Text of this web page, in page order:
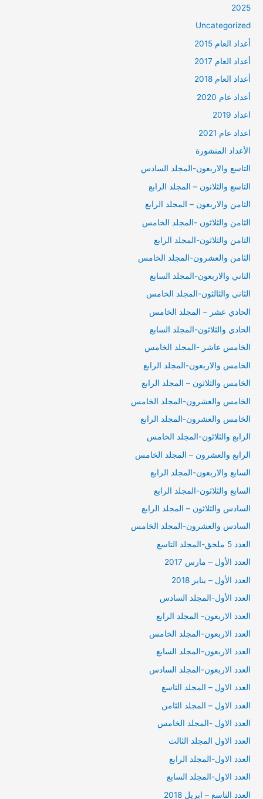
2025
Uncategorized
أعداد العام 2015
أعداد العام 2017
أعداد العام 2018
أعداد عام 2020
اعداد 2019
اعداد عام 2021
الأعداد المنشورة
التاسع والاربعون-المجلد السادس
التاسع والثلانون – المجلد الرابع
الثامن والاربعون – المجلد الرابع
الثامن والثلاثون -المجلد الخامس
الثامن والثلاثون-المجلد الرابع
الثامن والعشرون-المجلد الخامس
الثاني والاربعون-المجلد السابع
الثاني والثالثون-المجلد الخامس
الحادي عشر – المجلد الخامس
الحادي والثلاثون-المجلد السابع
الخامس عاشر -المجلد الخامس
الخامس والاربعون-المجلد الرابع
الخامس والثلاثون – المجلد الرابع
الخامس والعشرون-المجلد الخامس
الخامس والعشرون-المجلد الرابع
الرابع والثلاثون-المجلد الخامس
الرابع والعشرون – المجلد الخامس
السابع والاربعون-المجلد الرابع
السابع والثلاثون-المجلد الرابع
السادس والثلاثون – المجلد الرابع
السادس والعشرون-المجلد الخامس
العدد 5 ملحق-المجلد التاسع
العدد الأول – مارس 2017
العدد الأول – يناير 2018
العدد الأول-المجلد السادس
العدد الاربعون- المجلد الرابع
العدد الاربعون-المجلد الخامس
العدد الاربعون-المجلد السابع
العدد الاربعون-المجلد السادس
العدد الاول – المجلد التاسع
العدد الاول – المجلد الثامن
العدد الاول -المجلد الخامس
العدد الاول المجلد الثالث
العدد الاول-المجلد الرابع
العدد الاول-المجلد السابع
العدد التاسع – ابريل 2018